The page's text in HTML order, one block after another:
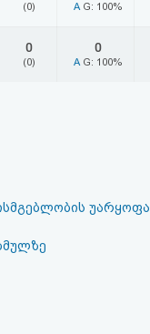
(0) A G: 100%
0
(0)
0
A G: 100%
უარყოფა